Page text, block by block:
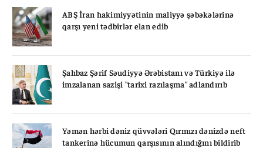
ABŞ İran hakimiyyətinin maliyyə şəbəkələrinə
qarşı yeni tədbirlər elan edib
Şahbaz Şərif Səudiyyə Ərəbistanı və Türkiyə ilə
imzalanan sazişi "tarixi razılaşma" adlandırıb
Yəmən hərbi dəniz qüvvələri Qırmızı dənizdə neft
tankerinə hücumun qarşısının alındığını bildirib